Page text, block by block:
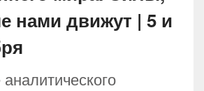
нами движут | 5 и